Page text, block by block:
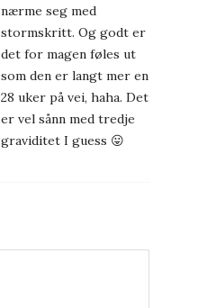
nærme seg med
stormskritt. Og godt er
det for magen føles ut
som den er langt mer en
28 uker på vei, haha. Det
er vel sånn med tredje
graviditet I guess 😛